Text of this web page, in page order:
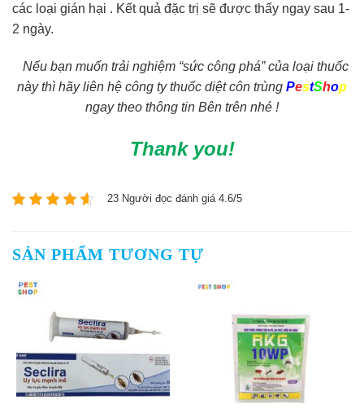
các loại gián hại . Kết quả đặc trị sẽ được thấy ngay sau 1-
2 ngày.
Nếu bạn muốn trải nghiệm “sức công phá” của loại thuốc
này thì hãy liên hệ công ty thuốc diệt côn trùng PestShop
ngay theo thông tin Bên trên nhé !
Thank you!
23 Người đọc đánh giá 4.6/5
SẢN PHẨM TƯƠNG TỰ